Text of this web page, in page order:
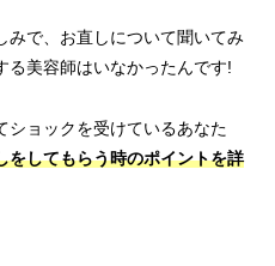
みで、お直しについて聞いてみ
る美容師はいなかったんです!
ショックを受けているあなた
をしてもらう時のポイントを詳